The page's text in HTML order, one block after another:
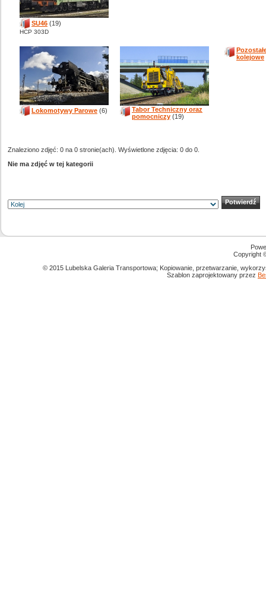
SU46 (19)
HCP 303D
Lokomotywy Parowe (6)
Tabor Techniczny oraz
pomocniczy (19)
kolejowe
Znaleziono zdjęć: 0 na 0 stronie(ach). Wyświetlone zdjęcia: 0 do 0.
Nie ma zdjęć w tej kategorii
Copyright
© 2015 Lubelska Galeria Transportowa; Kopiowanie, przetwarzanie,
Szablon zaprojektowany przez